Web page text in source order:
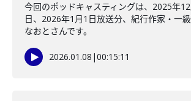
今回のポッドキャスティングは、2025年
日、2026年1月1日放送分、紀行作家・一
なおとさんです。
2026.01.08 |00:15:11